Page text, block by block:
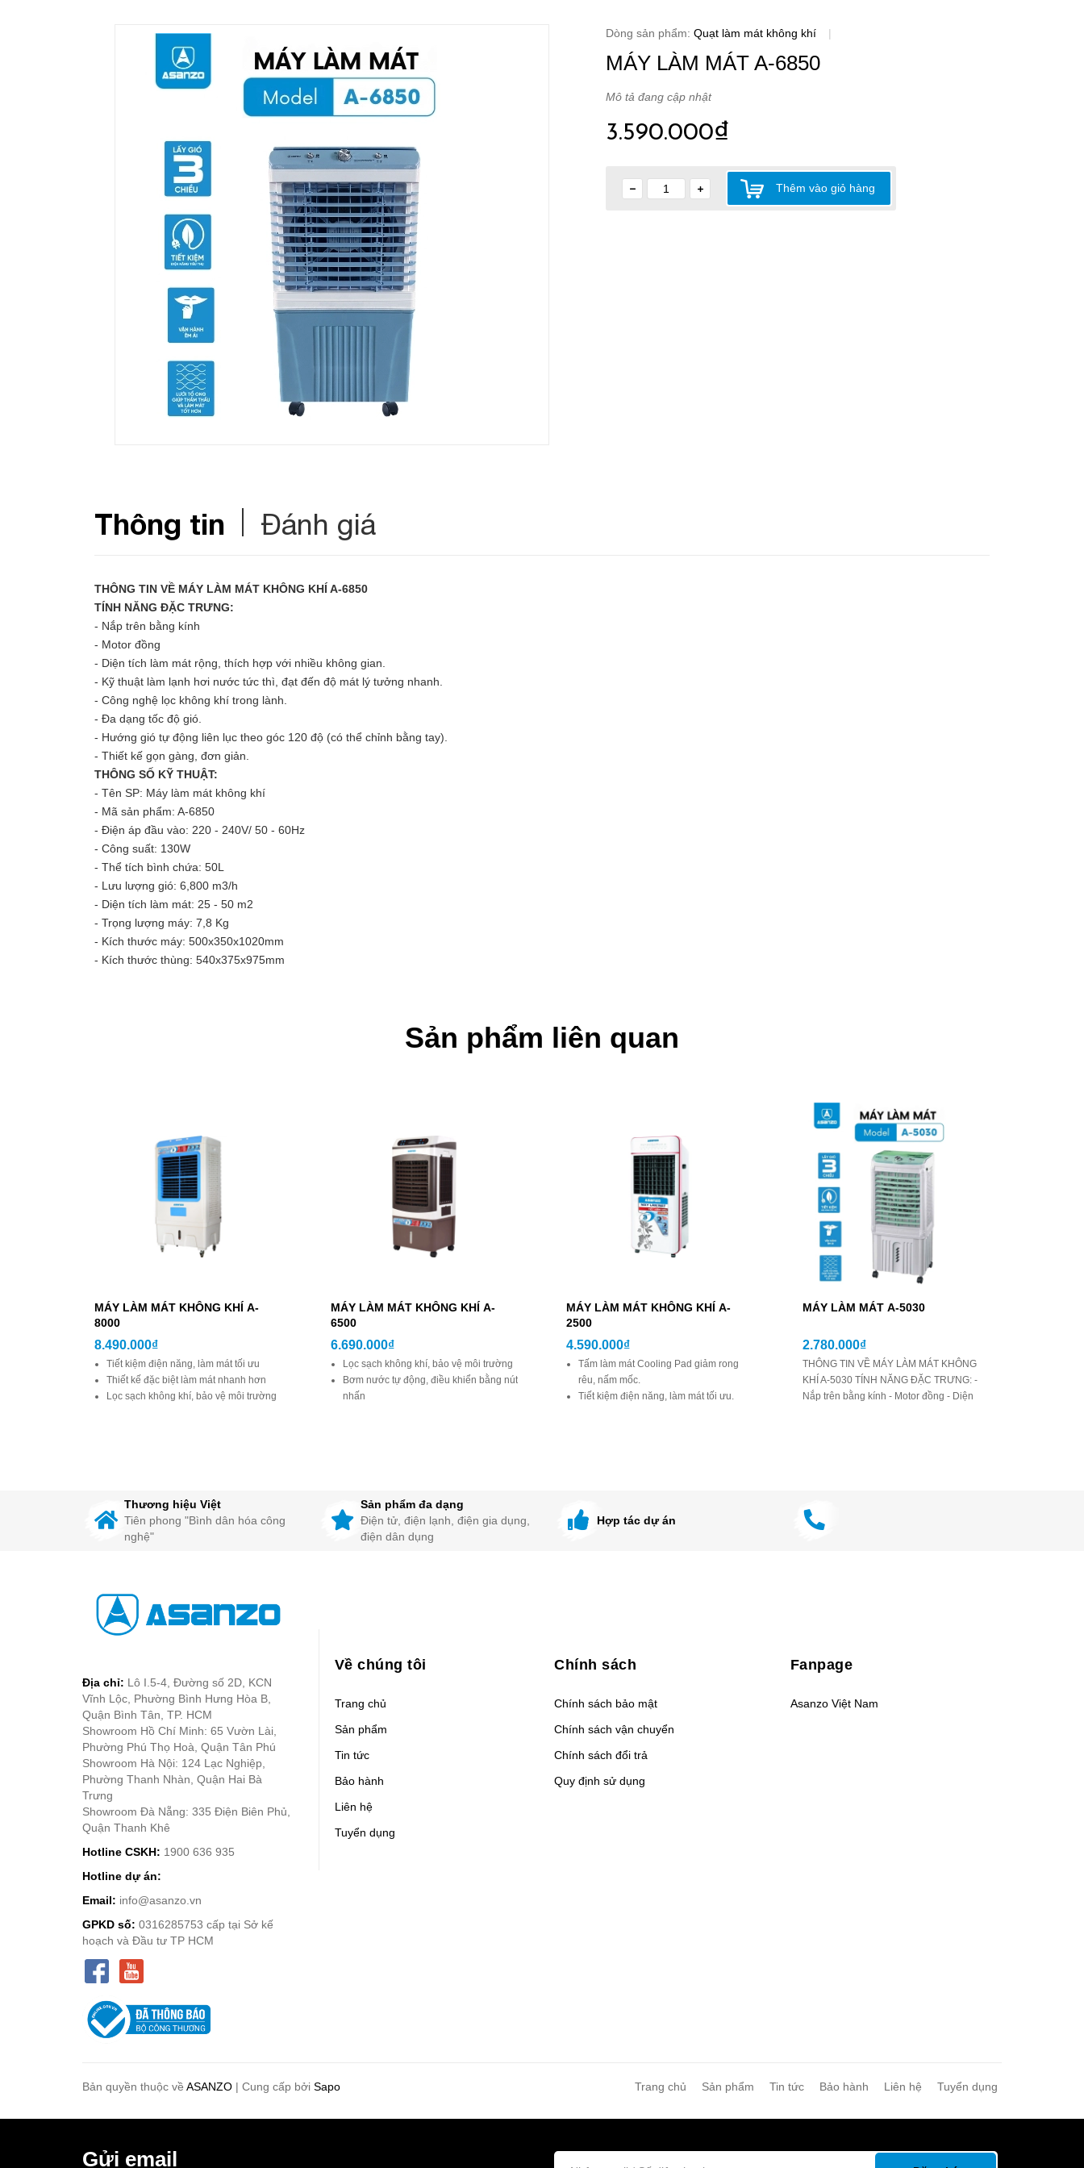
Dòng sản phẩm:Quạt làm mát không khí |
MÁY LÀM MÁT A-6850
Mô tả đang cập nhật
3.590.000₫
Thêm vào giỏ hàng
Thông tin Đánh giá
THÔNG TIN VỀ MÁY LÀM MÁT KHÔNG KHÍ A-6850
TÍNH NĂNG ĐẶC TRƯNG:
- Nắp trên bằng kính
- Motor đồng
- Diện tích làm mát rộng, thích hợp với nhiều không gian.
- Kỹ thuật làm lạnh hơi nước tức thì, đạt đến độ mát lý tưởng nhanh.
- Công nghệ lọc không khí trong lành.
- Đa dạng tốc độ gió.
- Hướng gió tự động liên lục theo góc 120 độ (có thể chỉnh bằng tay).
- Thiết kế gọn gàng, đơn giản.
THÔNG SỐ KỸ THUẬT:
- Tên SP: Máy làm mát không khí
- Mã sản phẩm: A-6850
- Điện áp đầu vào: 220 - 240V/ 50 - 60Hz
- Công suất: 130W
- Thể tích bình chứa: 50L
- Lưu lượng gió: 6,800 m3/h
- Diện tích làm mát: 25 - 50 m2
- Trọng lượng máy: 7,8 Kg
- Kích thước máy: 500x350x1020mm
- Kích thước thùng: 540x375x975mm
Sản phẩm liên quan
MÁY LÀM MÁT KHÔNG KHÍ A-
8000
8.490.000₫
Tiết kiệm điện năng, làm mát tối ưu
Thiết kế đặc biệt làm mát nhanh hơn
Lọc sạch không khí, bảo vệ môi trường
Tấm làm mát Cooling Pad giảm rong
rêu, nấm mốc
Phù hợp cho nhà xưởng, văn phòng,
MÁY LÀM MÁT KHÔNG KHÍ A-
6500
6.690.000₫
Lọc sạch không khí, bảo vệ môi trường
Bơm nước tự động, điều khiển bằng nút
nhấn
Tính năng làm mát hiệu quảvới không
gian mở
Tấm làm mát Cooling Pad giảm rêu,
MÁY LÀM MÁT KHÔNG KHÍ A-
2500
4.590.000₫
Tấm làm mát Cooling Pad giảm rong
rêu, nấm mốc.
Tiết kiệm điện năng, làm mát tối ưu.
quán ăn, coffee,…
Motor lõi làm bằng đồng 100%
MÁY LÀM MÁT A-5030
2.780.000₫
THÔNG TIN VỀ MÁY LÀM MÁT KHÔNG
KHÍ A-5030 TÍNH NĂNG ĐẶC TRƯNG: -
Nắp trên bằng kính - Motor đồng - Diện
Thương hiệu Việt
Tiên phong "Bình dân hóa công
nghệ"
Sản phẩm đa dạng
Điện tử, điện lạnh, điện gia dụng,
điện dân dụng
Hợp tác dự án
Địa chỉ: Lô I.5-4, Đường số 2D, KCN
Vĩnh Lộc, Phường Bình Hưng Hòa B,
Quận Bình Tân, TP. HCM
Showroom Hồ Chí Minh: 65 Vườn Lài,
Phường Phú Thọ Hoà, Quận Tân Phú
Showroom Hà Nội: 124 Lạc Nghiệp,
Phường Thanh Nhàn, Quận Hai Bà
Trưng
Showroom Đà Nẵng: 335 Điện Biên Phủ,
Quận Thanh Khê
Hotline CSKH: 1900 636 935
Hotline dự án:
Email: info@asanzo.vn
GPKD số: 0316285753 cấp tại Sở kế
hoạch và Đầu tư TP HCM
Về chúng tôi
Trang chủ
Sản phẩm
Tin tức
Bảo hành
Liên hệ
Tuyển dụng
Chính sách
Chính sách bảo mật
Chính sách vận chuyển
Chính sách đổi trả
Quy định sử dụng
Fanpage
Asanzo Việt Nam
Bản quyền thuộc về ASANZO | Cung cấp bởi Sapo Trang chủ Sản phẩm Tin tức Bảo hành Liên hệ Tuyển dụng
Gửi email